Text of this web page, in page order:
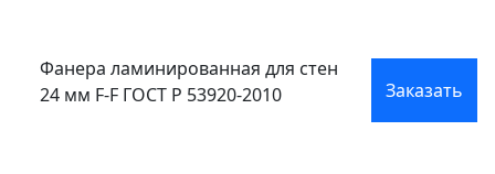
Фанера ламинированная для стен
24 мм F-F ГОСТ Р 53920-2010
Заказать